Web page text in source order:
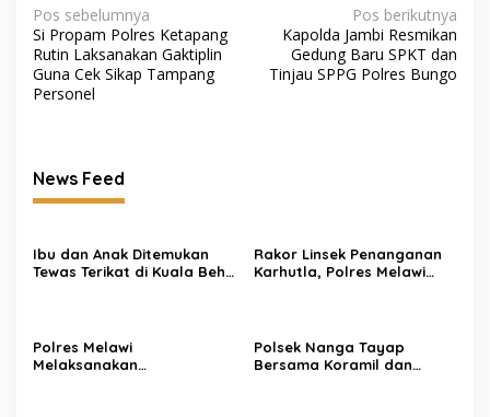
Navigasi
pos
Pos sebelumnya
Si Propam Polres Ketapang
Rutin Laksanakan Gaktiplin
Guna Cek Sikap Tampang
Personel
Pos berikutnya
Kapolda Jambi Resmikan
Gedung Baru SPKT dan
Tinjau SPPG Polres Bungo
News Feed
Ibu dan Anak Ditemukan
Tewas Terikat di Kuala Behe
Rakor Linsek Penanganan
Karhutla, Polres Melawi
Polres Melawi
Melaksanakan
Polsek Nanga Tayap
Bersama Koramil dan